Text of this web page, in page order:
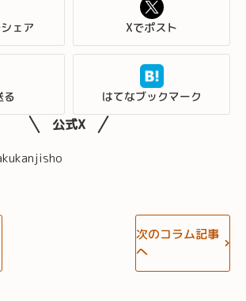
ェア Xでポスト
る はてなブックマーク
公式X
次のコラム記事
へ